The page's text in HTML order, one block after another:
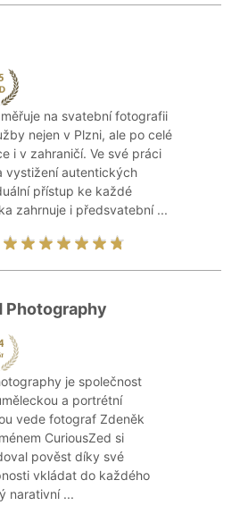
na svatební fotografii
nejen v Plzni, ale po celé
i v zahraničí. Ve své práci
vystižení autentických
přístup ke každé
zahrnuje i předsvatební ...
Photography
je společnost
a portrétní
vede fotograf Zdeněk
CuriousZed si
pověst díky své
vkládat do každého
narativní ...